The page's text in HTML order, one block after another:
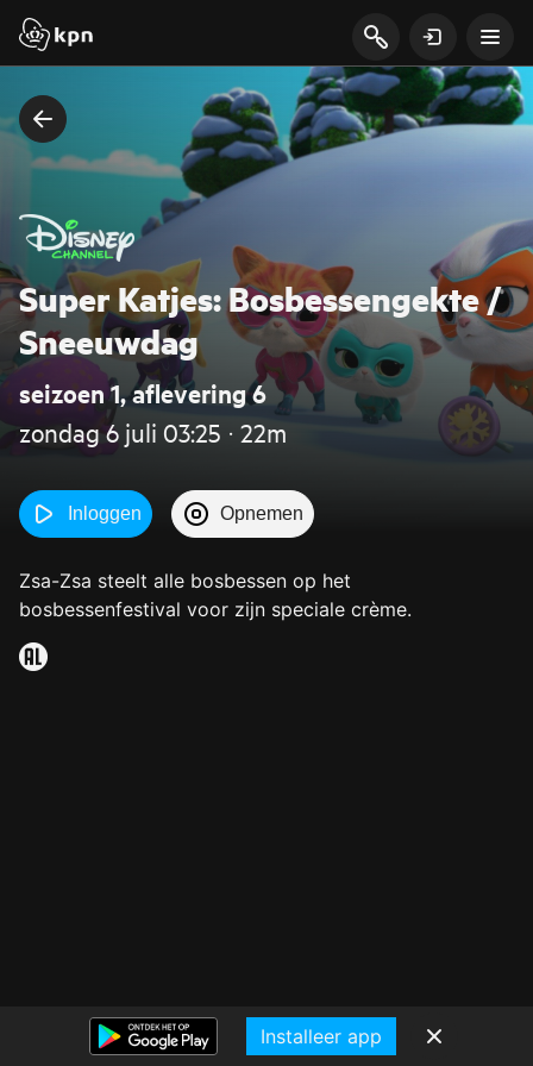
Super Katjes: Bosbessengekte /
Sneeuwdag
seizoen 1, aflevering 6
zondag 6 juli 03:25 ‧ 22m
Inloggen Opnemen
Zsa-Zsa steelt alle bosbessen op het
bosbessenfestival voor zijn speciale crème.
Installeer app